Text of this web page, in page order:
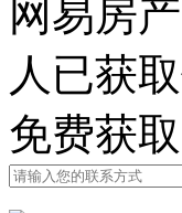
网易房产
人已获
免费获